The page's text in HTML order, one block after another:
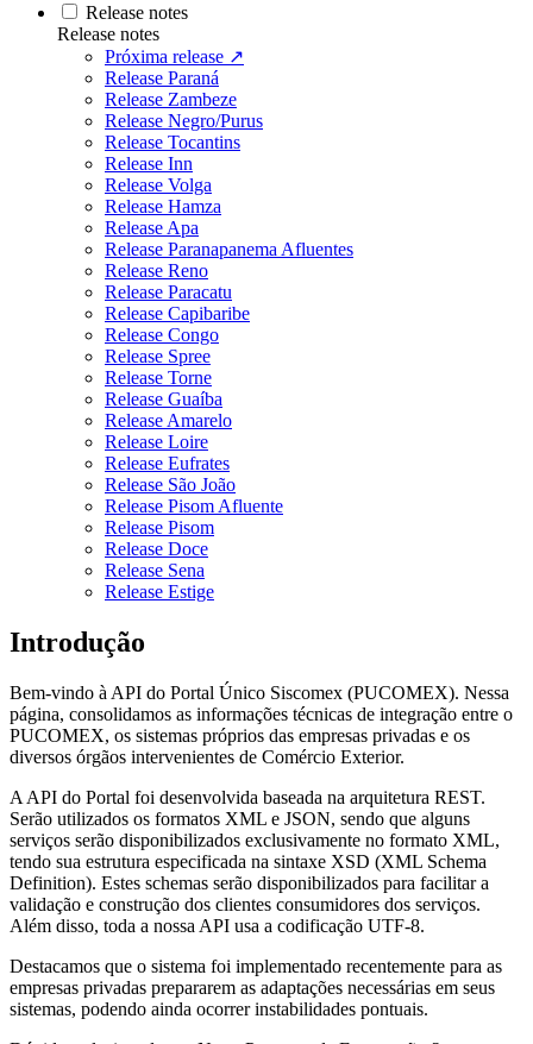
Release notes
Release notes
Próxima release ↗
Release Paraná
Release Zambeze
Release Negro/Purus
Release Tocantins
Release Inn
Release Volga
Release Hamza
Release Apa
Release Paranapanema Afluentes
Release Reno
Release Paracatu
Release Capibaribe
Release Congo
Release Spree
Release Torne
Release Guaíba
Release Amarelo
Release Loire
Release Eufrates
Release São João
Release Pisom Afluente
Release Pisom
Release Doce
Release Sena
Release Estige
Introdução
Bem-vindo à API do Portal Único Siscomex (PUCOMEX). Nessa
página, consolidamos as informações técnicas de integração entre o
PUCOMEX, os sistemas próprios das empresas privadas e os
diversos órgãos intervenientes de Comércio Exterior.
A API do Portal foi desenvolvida baseada na arquitetura REST.
Serão utilizados os formatos XML e JSON, sendo que alguns
serviços serão disponibilizados exclusivamente no formato XML,
tendo sua estrutura especificada na sintaxe XSD (XML Schema
Definition). Estes schemas serão disponibilizados para facilitar a
validação e construção dos clientes consumidores dos serviços.
Além disso, toda a nossa API usa a codificação UTF-8.
Destacamos que o sistema foi implementado recentemente para as
empresas privadas prepararem as adaptações necessárias em seus
sistemas, podendo ainda ocorrer instabilidades pontuais.